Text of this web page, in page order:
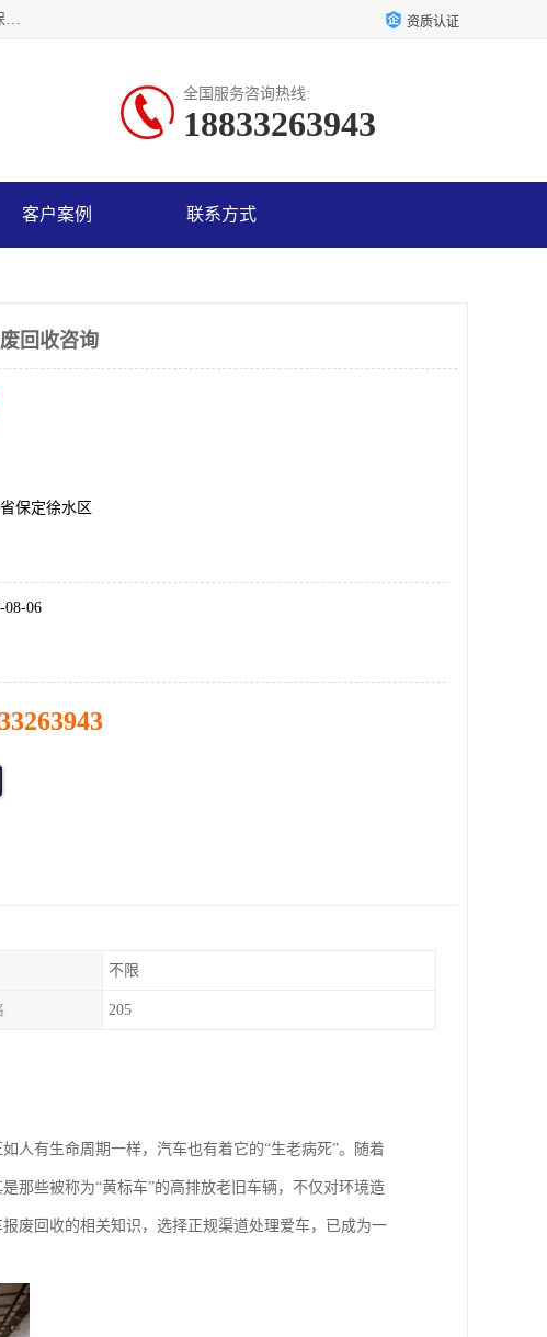
保定辉领再生资源回收有限公司主要经营保定旧车回收，保定报废汽车回收，保定报废汽车回收公司电话,保定二手货车回收,保定黄标车回收, 保定黄标车回收，保定哪里收报废车，保定废旧汽车回收，保定汽车报废手续办理，保定汽车解体厂。将通过采取区域限行促进淘汰、经济补助激励新、加大上路*法处罚、加强达标排放监管等综合措施，对老旧机动车逐步实行末位淘汰，加快老旧机动车淘汰新 资质认证
全国服务咨询热线:
18833263943
客户案例 联系方式
回收咨询
保定徐水区
08-06
不限
205
人有生命周期一样，汽车也有着它的“生老病死”。随着
那些被称为“黄标车”的高排放老旧车辆，不仅对环境造
废回收的相关知识，选择正规渠道处理爱车，已成为一